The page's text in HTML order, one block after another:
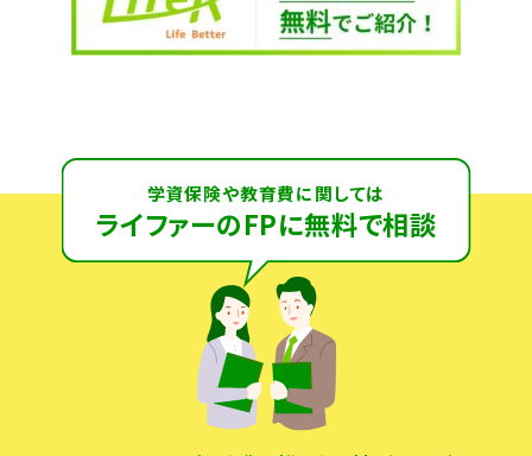
学資保険や教育費に関しては
ライファーのFPに無料で相談